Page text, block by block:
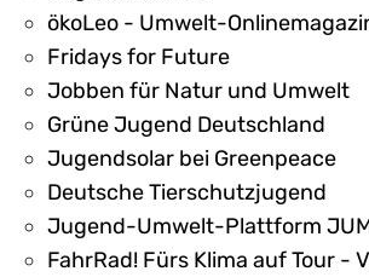
ökoLeo - Umwelt-
Fridays for Future
Jobben für Natur und Umwelt
Grüne Jugend Deutschland
Jugendsolar bei Greenpeace
Deutsche Tierschutzjugend
Jugend-Umwelt-Plattform
FahrRad! Fürs Klima auf Tour -